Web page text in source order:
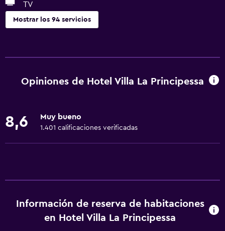
TV
Mostrar los 94 servicios
Salas de conferencia
Cambio de divisas
Check-out exprés
Check-in/check-out privado
Opiniones de Hotel Villa La Principessa
8,6 Muy bueno
1.401 calificaciones verificadas
Información de reserva de habitaciones
en Hotel Villa La Principessa